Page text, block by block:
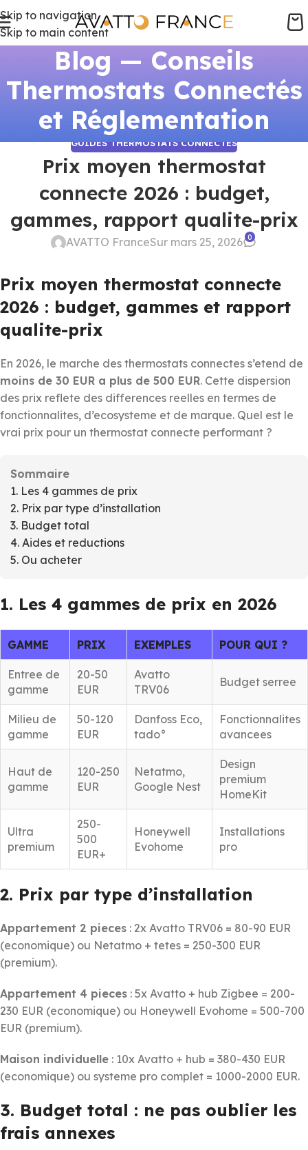
Skip to navigation
Skip to main content
Blog — Conseils
Thermostats Connectés
et Réglementation
GUIDES THERMOSTATS CONNECTÉS
Prix moyen thermostat
connecte 2026 : budget,
gammes, rapport qualite-prix
AVATTO FranceSur mars 25, 2026 0
Prix moyen thermostat connecte
2026 : budget, gammes et rapport
qualite-prix
En 2026, le marche des thermostats connectes s’etend de
moins de 30 EUR a plus de 500 EUR. Cette dispersion
des prix reflete des differences reelles en termes de
fonctionnalites, d’ecosysteme et de marque. Quel est le
vrai prix pour un thermostat connecte performant ?
Sommaire
1. Les 4 gammes de prix
2. Prix par type d’installation
3. Budget total
4. Aides et reductions
5. Ou acheter
1. Les 4 gammes de prix en 2026
GAMME PRIX EXEMPLES POUR QUI ?
Entree de
gamme
20-50
EUR
Avatto
TRV06
Budget serree
Milieu de
gamme
50-120
EUR
Danfoss Eco,
tado°
Fonctionnalites
avancees
Haut de
gamme
120-250
EUR
Netatmo,
Google Nest
Design
premium
HomeKit
Ultra
premium
250-
500
EUR+
Honeywell
Evohome
Installations
pro
2. Prix par type d’installation
Appartement 2 pieces : 2x Avatto TRV06 = 80-90 EUR
(economique) ou Netatmo + tetes = 250-300 EUR
(premium).
Appartement 4 pieces : 5x Avatto + hub Zigbee = 200-
230 EUR (economique) ou Honeywell Evohome = 500-700
EUR (premium).
Maison individuelle : 10x Avatto + hub = 380-430 EUR
(economique) ou systeme pro complet = 1000-2000 EUR.
3. Budget total : ne pas oublier les
frais annexes